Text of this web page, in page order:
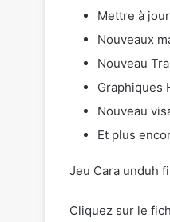
Mettre à
Nouveaux
Nouveau
Graphiques
Nouveau
Et plus
Jeu Cara unduh
Cliquez sur le